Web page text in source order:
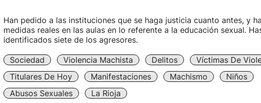
Han pedido a las instituciones que se haga justicia cuanto antes, y
medidas reales en las aulas en lo referente a la educación sexual.
identificados siete de los agresores.
Sociedad Violencia Machista Delitos
Víctimas De
Titulares De Hoy
Manifestaciones Machismo
Niños
Abusos Sexuales
La Rioja